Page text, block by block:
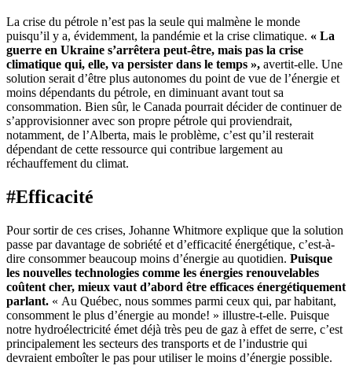
La crise du pétrole n’est pas la seule qui malmène le monde
puisqu’il y a, évidemment, la pandémie et la crise climatique. « La
guerre en Ukraine s’arrêtera peut-être, mais pas la crise
climatique qui, elle, va persister dans le temps », avertit-elle. Une
solution serait d’être plus autonomes du point de vue de l’énergie et
moins dépendants du pétrole, en diminuant avant tout sa
consommation. Bien sûr, le Canada pourrait décider de continuer de
s’approvisionner avec son propre pétrole qui proviendrait,
notamment, de l’Alberta, mais le problème, c’est qu’il resterait
dépendant de cette ressource qui contribue largement au
réchauffement du climat.
#Efficacité
Pour sortir de ces crises, Johanne Whitmore explique que la solution
passe par davantage de sobriété et d’efficacité énergétique, c’est-à-
dire consommer beaucoup moins d’énergie au quotidien. Puisque
les nouvelles technologies comme les énergies renouvelables
coûtent cher, mieux vaut d’abord être efficaces énergétiquement
parlant. « Au Québec, nous sommes parmi ceux qui, par habitant,
consomment le plus d’énergie au monde! » illustre-t-elle. Puisque
notre hydroélectricité émet déjà très peu de gaz à effet de serre, c’est
principalement les secteurs des transports et de l’industrie qui
devraient emboîter le pas pour utiliser le moins d’énergie possible.